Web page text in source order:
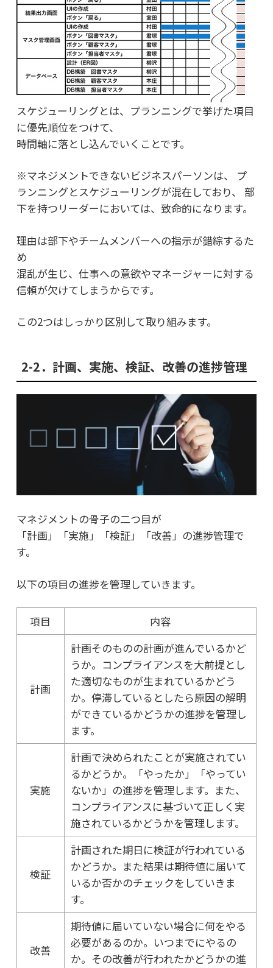
スケジューリングとは、プランニングで挙げた項目
に優先順位をつけて、
時間軸に落とし込んでいくことです。
※マネジメントできないビジネスパーソンは、
プ
ランニングとスケジューリングが混在しており、
部
下を持つリーダーにおいては、致命的になります。
理由は部下やチームメンバーへの指示が錯綜するた
め
混乱が生じ、仕事への意欲やマネージャーに対する
信頼が欠けてしまうからです。
この2つはしっかり区別して取り組みます。
2-2．計画、実施、検証、改善の進捗管理
マネジメントの骨子の二つ目が
「計画」「実施」「検証」「改善」の進捗管理で
す。
以下の項目の進捗を管理していきます。
項目 内容
計画
計画そのものの計画が進んでいるかど
うか。コンプライアンスを大前提とし
た適切なものが生まれているかどう
か。停滞しているとしたら原因の解明
ができているかどうかの進捗を管理し
ます。
実施
計画で決められたことが実施されてい
るかどうか。「やったか」「やってい
ないか」の進捗を管理します。また、
コンプライアンスに基づいて正しく実
施されているかどうかを管理します。
検証
計画された期日に検証が行われている
かどうか。また結果は期待値に届いて
いるか否かのチェックをしていきま
す。
改善
期待値に届いていない場合に何をやる
必要があるのか。いつまでにやるの
か。その改善が行われたかどうかの進